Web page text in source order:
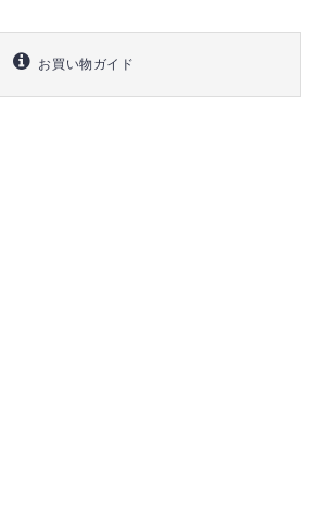
お買い物ガイド